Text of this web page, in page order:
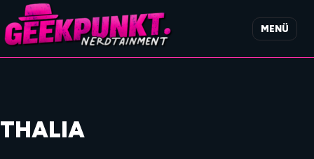
MENÜ
THALIA